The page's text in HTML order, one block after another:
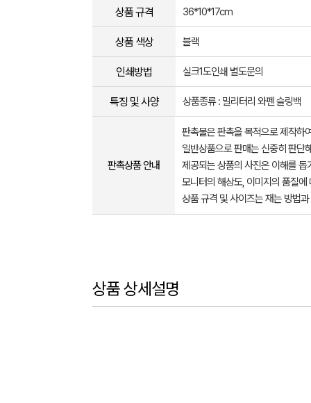
상품 규격 36*10*17cm
상품 색상 블랙
인쇄방법 실크1도인쇄 별도문의
특징 및 사양 상품종류 : 밀리터리 와펜 슬링백
판촉상품 안내
판촉물은 판촉을 목적으로 제작하
일반상품으로 판매는 신중히 판단
제공되는 상품의 사진은 이해를
모니터의 해상도, 이미지의 품질
상품 규격 및 사이즈는 재는 방법
상품 상세설명